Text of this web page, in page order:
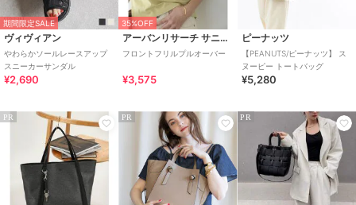
期間限定SALE
ヴィヴィアン
やわらかソールレースアップ
スニーカーサンダル
¥2,690
35%OFF
アーバンリサーチ サニーレーベル
フロントフリルプルオーバー
¥3,575
ピーナッツ
【PEANUTS/ピーナッツ】 ス
ヌーピー トートバッグ
¥5,280
PR PR PR